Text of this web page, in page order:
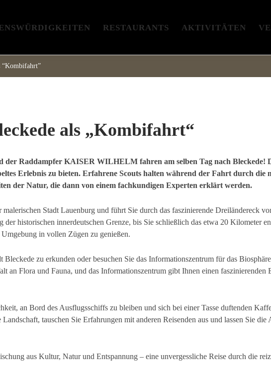
RESTAURANTS AKTIVITÄTEN
“Kombifahrt”
als „Kombifahrt“
Raddampfer KAISER WILHELM fahren am selben Tag nach Bleckede!
Erlebnis zu bieten. Erfahrene Scouts halten während der Fahrt durch die
der Natur, die dann von einem fachkundigen Experten erklärt werden.
Stadt Lauenburg und führt Sie durch das faszinierende Dreiländereck
historischen innerdeutschen Grenze, bis Sie schließlich das etwa 20 Kilometer
in vollen Zügen zu genießen.
zu erkunden oder besuchen Sie das Informationszentrum für das
an Flora und Fauna, und das Informationszentrum gibt Ihnen einen
an Bord des Ausflugsschiffs zu bleiben und sich bei einer Tasse duftenden
tauschen Sie Erfahrungen mit anderen Reisenden aus und lassen Sie
aus Kultur, Natur und Entspannung – eine unvergessliche Reise durch die